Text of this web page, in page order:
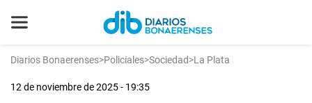
Diarios Bonaerenses>Policiales>Sociedad>La Plata
12 de noviembre de 2025 - 19:35